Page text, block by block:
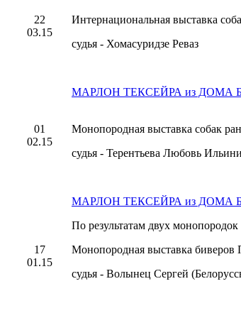
22
03.15
Интернациональная выставка
судья - Хомасуридзе Реваз
МАРЛОН ТЕКСЕЙРА из ДОМА
01
02.15
Монопородная выставка собак
судья - Терентьева Любовь
МАРЛОН ТЕКСЕЙРА из ДОМА
По результатам двух
17
01.15
Монопородная выставка биверов
судья - Волынец Сергей